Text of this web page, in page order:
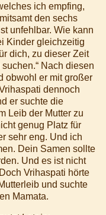
ich empfing,
den sechs
unfehlbar. Wie kann
Kinder gleichzeitig
dich, zu dieser Zeit
Nach diesen
obwohl er mit großer
dennoch
er suchte die
Leib der Mutter zu
genug Platz für
sehr eng. Und ich
Dein Samen sollte
Und es ist nicht
Vrihaspati hörte
und suchte
Mamata.